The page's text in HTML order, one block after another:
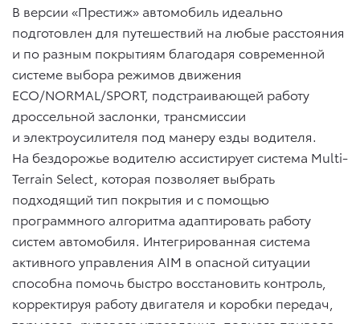
В версии «Престиж» автомобиль идеально
подготовлен для путешествий на любые расстояния
и по разным покрытиям благодаря современной
системе выбора режимов движения
ECO/NORMAL/SPORT, подстраивающей работу
дроссельной заслонки, трансмиссии
и электроусилителя под манеру езды водителя.
На бездорожье водителю ассистирует система Multi-
Terrain Select, которая позволяет выбрать
подходящий тип покрытия и с помощью
программного алгоритма адаптировать работу
систем автомобиля. Интегрированная система
активного управления AIM в опасной ситуации
способна помочь быстро восстановить контроль,
корректируя работу двигателя и коробки передач,